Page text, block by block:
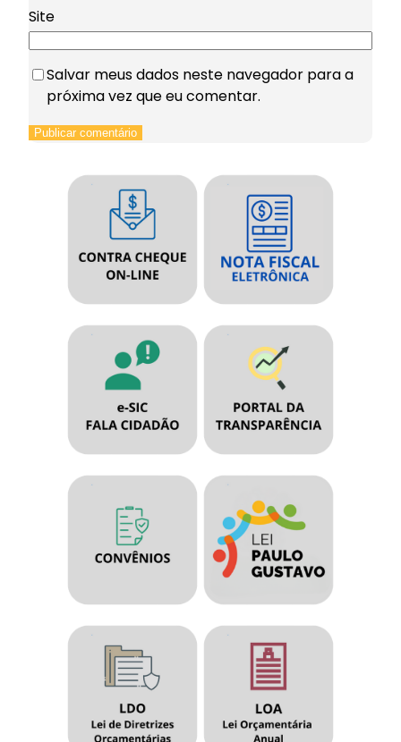
Site
Salvar meus dados neste navegador para a
próxima vez que eu comentar.